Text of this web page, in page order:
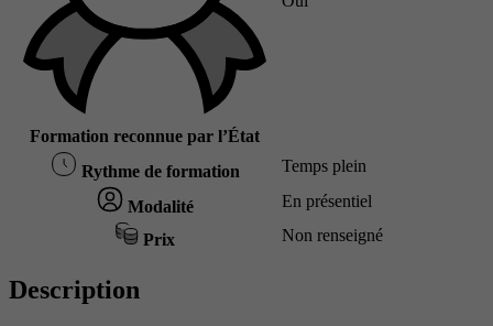
Formation reconnue par l’État
Rythme de formation Temps plein
Modalité En présentiel
Prix Non renseigné
Description